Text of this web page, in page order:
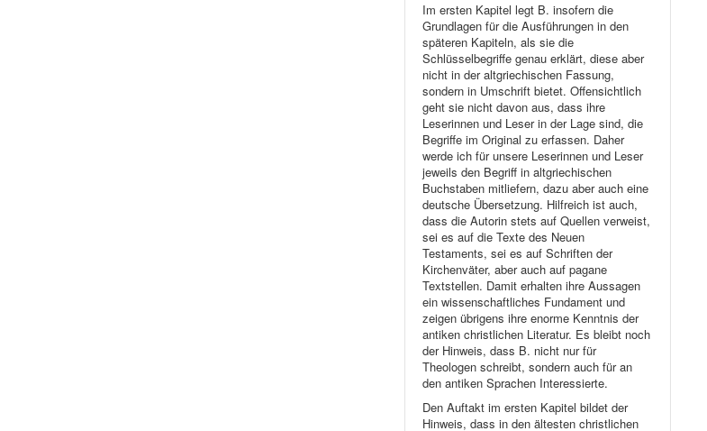
Im ersten Kapitel legt B. insofern die
Grundlagen für die Ausführungen in den
späteren Kapiteln, als sie die
Schlüsselbegriffe genau erklärt, diese aber
nicht in der altgriechischen Fassung,
sondern in Umschrift bietet. Offensichtlich
geht sie nicht davon aus, dass ihre
Leserinnen und Leser in der Lage sind, die
Begriffe im Original zu erfassen. Daher
werde ich für unsere Leserinnen und Leser
jeweils den Begriff in altgriechischen
Buchstaben mitliefern, dazu aber auch eine
deutsche Übersetzung. Hilfreich ist auch,
dass die Autorin stets auf Quellen verweist,
sei es auf die Texte des Neuen
Testaments, sei es auf Schriften der
Kirchenväter, aber auch auf pagane
Textstellen. Damit erhalten ihre Aussagen
ein wissenschaftliches Fundament und
zeigen übrigens ihre enorme Kenntnis der
antiken christlichen Literatur. Es bleibt noch
der Hinweis, dass B. nicht nur für
Theologen schreibt, sondern auch für an
den antiken Sprachen Interessierte.
Den Auftakt im ersten Kapitel bildet der
Hinweis, dass in den ältesten christlichen